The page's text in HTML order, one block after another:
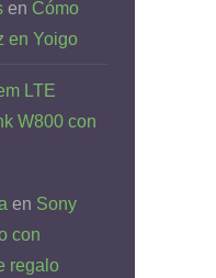
en Cómo
en Yoigo
LTE
W800 con
en Sony
con
regalo